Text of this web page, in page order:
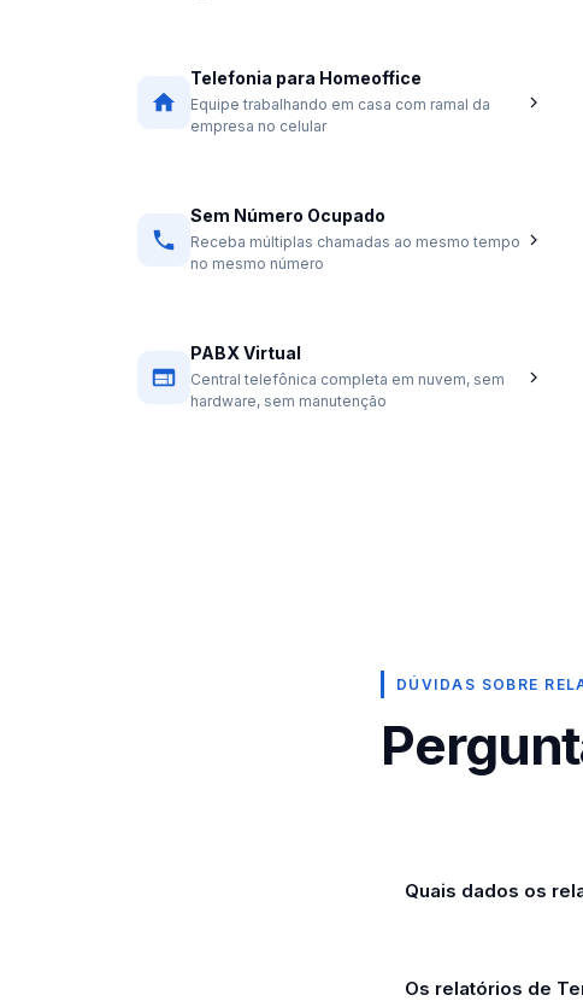
Telefonia para Homeoffice
Equipe trabalhando em casa com ramal da
empresa no celular
Sem Número Ocupado
Receba múltiplas chamadas ao mesmo tempo
no mesmo número
PABX Virtual
Central telefônica completa em nuvem, sem
hardware, sem manutenção
DÚVIDAS SOBRE
Quais dados os
Os relatórios de